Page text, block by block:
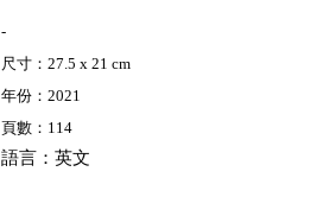
-
尺寸：27.5 x 21 cm
年份：2021
頁數：114
語言：英文